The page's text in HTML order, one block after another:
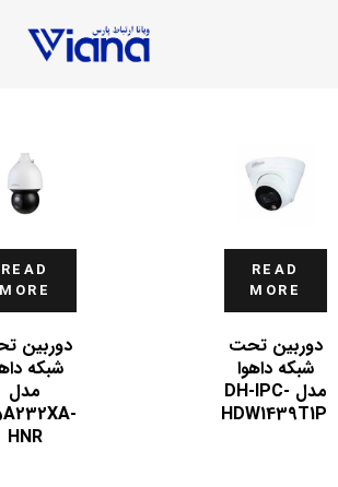
READ
MORE
دوربین تحت
شبکه داهوا
مدل DH-IPC-
HDW1439T1P
READ
MORE
دوربین
شبکه
مدل
HNR